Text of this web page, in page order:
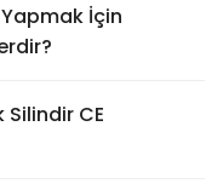
İçin
CE